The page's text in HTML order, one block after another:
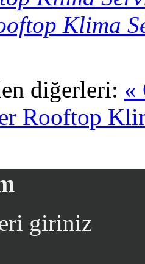
Klima
diğerleri: «
Rooftop
giriniz